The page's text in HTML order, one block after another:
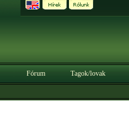
Fórum Tagok/lovak